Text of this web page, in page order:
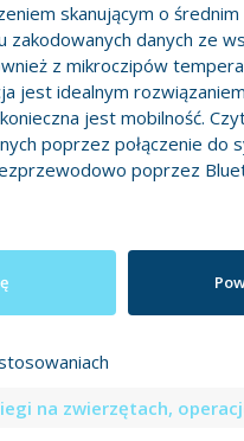
skanującym o
danych ze
z mikroczipów
jest idealnym
jest mobilność.
poprzez połączenie do
poprzez
na zwierzętach,